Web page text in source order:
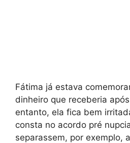
Fátima já estava
dinheiro que receberia
entanto, ela fica bem
consta no acordo pré
separassem, por exemplo,